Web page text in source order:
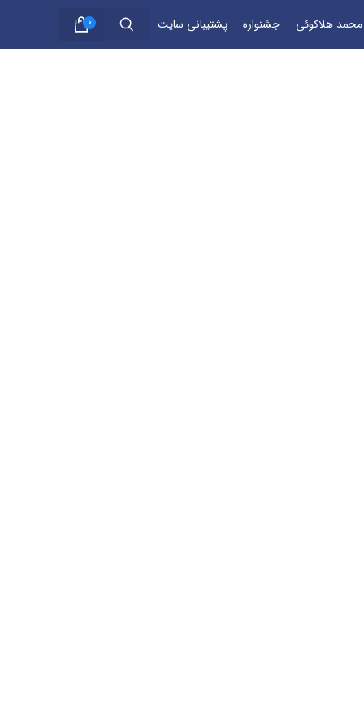
محمد هلاکوئی جشنواره پشتیبانی سایت 0